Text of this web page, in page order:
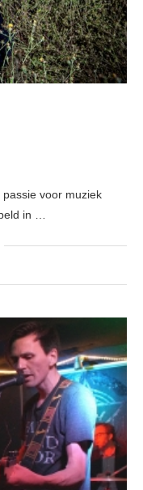
voor muziek
in …